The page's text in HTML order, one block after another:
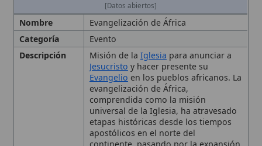
Misión de laIglesiapara anunciar a
Jesucristoy hacer presente su
Evangelioen los pueblos africanos. La
evangelización de África,
comprendida como la misión
universal de la Iglesia, ha atravesado
etapas históricas desde los tiempos
apostólicos en el norte del
continente, pasando por la expansión
portuguesa en los siglos XV-XVI, la
reactivación misionera del siglo XIX y
los retos contemporáneos de
inculturación, crecimientopastoraly
desafíos sociales y sanitarios